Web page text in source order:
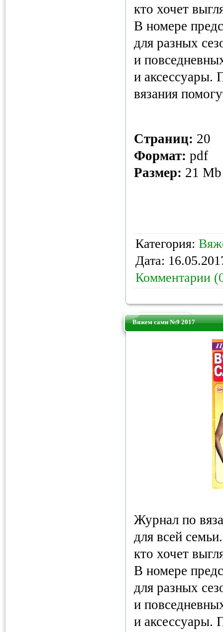
кто хочет
В номере
для разных
и
и аксессуары.
вязания
Страниц: 20
Формат: pdf
Размер: 21
Категория:
Дата:
Комментарии
Вяжем сами №9 2017
Журнал по
для всей
кто хочет
В номере
для разных
и
и аксессуары.